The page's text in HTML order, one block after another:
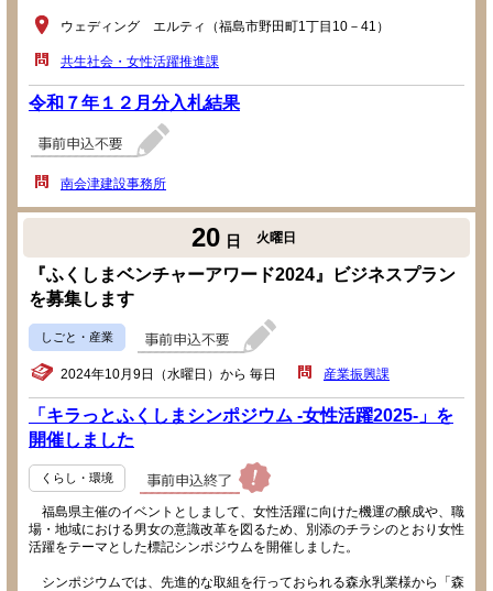
ウェディング エルティ（福島市野田町1丁目10－41）
共生社会・女性活躍推進課
令和７年１２月分入札結果
南会津建設事務所
20 日 火曜日
『ふくしまベンチャーアワード2024』ビジネスプラン
を募集します
しごと・産業
2024年10月9日（水曜日）から 毎日 産業振興課
「キラっとふくしまシンポジウム -女性活躍2025-」を
開催しました
くらし・環境
福島県主催のイベントとしまして、女性活躍に向けた機運の醸成や、職
場・地域における男女の意識改革を図るため、別添のチラシのとおり女性
活躍をテーマとした標記シンポジウムを開催しました。
シンポジウムでは、先進的な取組を行っておられる森永乳業様から「森